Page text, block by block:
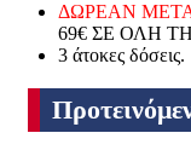
ΔΩΡΕΑΝ
69€ ΣΕ ΟΛΗ
3 άτοκες δόσεις.